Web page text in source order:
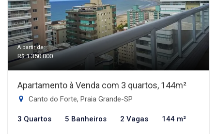
A partir de:
R$ 1.350.000
Apartamento à Venda com 3 quartos, 144m²
Canto do Forte, Praia Grande-SP
3 Quartos 5 Banheiros 2 Vagas 144 m²